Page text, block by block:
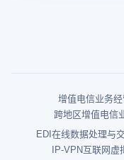
增值电信业务
跨地区增值电信
EDI在线数据处理与
IP-VPN互联网虚